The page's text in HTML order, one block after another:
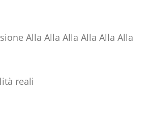
Alla Alla Alla Alla Alla Alla
reali